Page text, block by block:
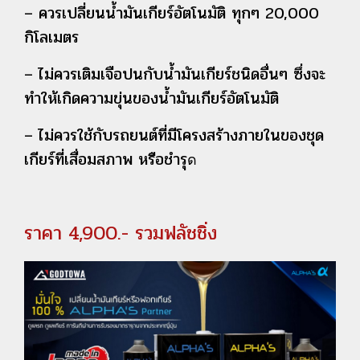
– ควรเปลี่ยนน้ำมันเกียร์อัตโนมัติ ทุกๆ 20,000
กิโลเมตร
– ไม่ควรเติมเจือปนกับน้ำมันเกียร์ชนิดอื่นๆ ซึ่งจะ
ทำให้เกิดความขุ่นของน้ำมันเกียร์อัตโนมัติ
– ไม่ควรใช้กับรถยนต์ที่มีโครงสร้างภายในของชุด
เกียร์ที่เสื่อมสภาพ หรือชำรุด
ราคา 4,900.- รวมฟลัชชิ่ง